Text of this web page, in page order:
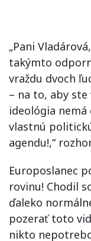
„Pani
takýmto
vraždu dvoch
– na to, aby
ideológia
vlastnú
agendu!,“
Europoslanec
rovinu! Chodil
ďaleko
pozerať toto
nikto